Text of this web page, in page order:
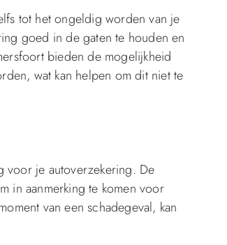
tot het ongeldig worden van je
goed in de gaten te houden en
bieden de mogelijkheid
wat kan helpen om dit niet te
voor je autoverzekering. De
in aanmerking te komen voor
van een schadegeval, kan